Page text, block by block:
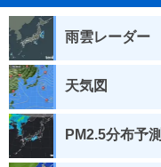
雨雲レーダー
天気図
PM2.5分布予測